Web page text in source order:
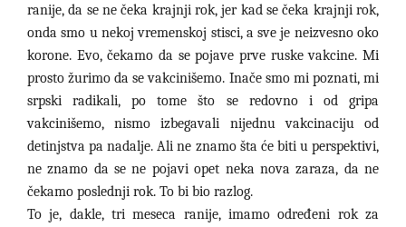
ranije, da se ne čeka krajnji rok, jer kad se čeka krajnji rok,
onda smo u nekoj vremenskoj stisci, a sve je neizvesno oko
korone. Evo, čekamo da se pojave prve ruske vakcine. Mi
prosto žurimo da se vakcinišemo. Inače smo mi poznati, mi
srpski radikali, po tome što se redovno i od gripa
vakcinišemo, nismo izbegavali nijednu vakcinaciju od
detinjstva pa nadalje. Ali ne znamo šta će biti u perspektivi,
ne znamo da se ne pojavi opet neka nova zaraza, da ne
čekamo poslednji rok. To bi bio razlog.
To je, dakle, tri meseca ranije, imamo određeni rok za